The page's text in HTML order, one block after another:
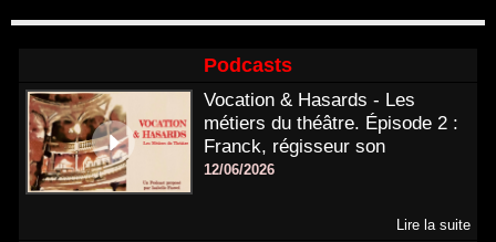
Podcasts
Vocation & Hasards - Les
métiers du théâtre. Épisode 2 :
Franck, régisseur son
12/06/2026
Lire la suite